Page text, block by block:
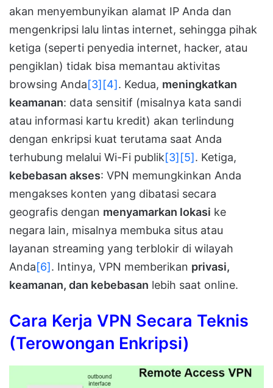
akan menyembunyikan alamat IP Anda dan
mengenkripsi lalu lintas internet, sehingga pihak
ketiga (seperti penyedia internet, hacker, atau
pengiklan) tidak bisa memantau aktivitas
browsing Anda[3][4]. Kedua, meningkatkan
keamanan: data sensitif (misalnya kata sandi
atau informasi kartu kredit) akan terlindung
dengan enkripsi kuat terutama saat Anda
terhubung melalui Wi-Fi publik[3][5]. Ketiga,
kebebasan akses: VPN memungkinkan Anda
mengakses konten yang dibatasi secara
geografis dengan menyamarkan lokasi ke
negara lain, misalnya membuka situs atau
layanan streaming yang terblokir di wilayah
Anda[6]. Intinya, VPN memberikan privasi,
keamanan, dan kebebasan lebih saat online.
Cara Kerja VPN Secara Teknis
(Terowongan Enkripsi)